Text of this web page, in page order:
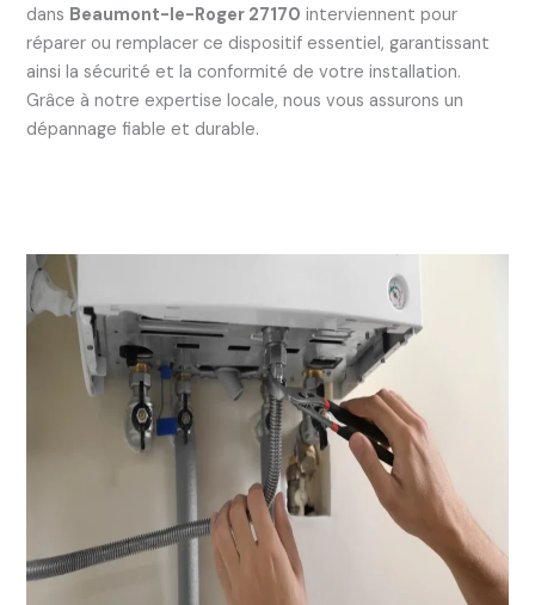
dans Beaumont-le-Roger 27170 interviennent pour
réparer ou remplacer ce dispositif essentiel, garantissant
ainsi la sécurité et la conformité de votre installation.
Grâce à notre expertise locale, nous vous assurons un
dépannage fiable et durable.